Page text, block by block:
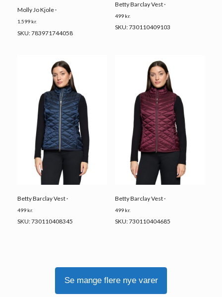
Molly Jo Kjole ·
1.599 kr.
SKU: 783971744058
Betty Barclay Vest ·
499 kr.
SKU: 730110409103
Betty Barclay Vest ·
499 kr.
SKU: 730110408345
Betty Barclay Vest ·
499 kr.
SKU: 730110404685
Se mange flere nye varer